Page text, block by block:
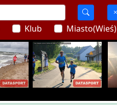
Klub Miasto(Wieś)